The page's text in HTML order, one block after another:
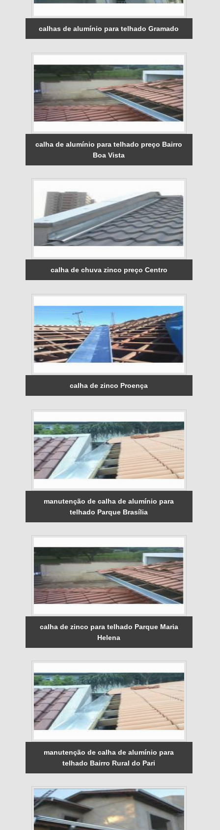
calhas de alumínio para telhado Gramado
calha de alumínio para telhado preço Bairro
Boa Vista
calha de chuva zinco preço Centro
calha de zinco Proença
manutenção de calha de alumínio para
telhado Parque Brasília
calha de zinco para telhado Parque Maria
Helena
manutenção de calha de alumínio para
telhado Bairro Rural do Pari